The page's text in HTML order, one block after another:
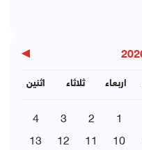
▶
اثنين ثلاثاء اربعاء
1
2
3
4
10
11
12
13